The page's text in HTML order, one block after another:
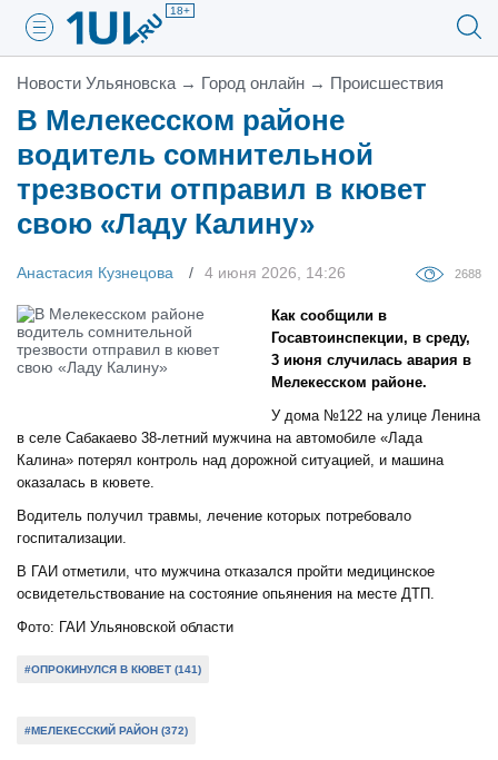
18+
Новости Ульяновска → Город онлайн → Проиcшествия
В Мелекесском районе
водитель сомнительной
трезвости отправил в кювет
свою «Ладу Калину»
Анастасия Кузнецова 4 июня 2026, 14:26 2688
Как сообщили в
Госавтоинспекции, в среду,
3 июня случилась авария в
Мелекесском районе.
У дома №122 на улице Ленина
в селе Сабакаево 38-летний мужчина на автомобиле «Лада
Калина» потерял контроль над дорожной ситуацией, и машина
оказалась в кювете.
Водитель получил травмы, лечение которых потребовало
госпитализации.
В ГАИ отметили, что мужчина отказался пройти медицинское
освидетельствование на состояние опьянения на месте ДТП.
Фото: ГАИ Ульяновской области
#ОПРОКИНУЛСЯ В КЮВЕТ (141)
#МЕЛЕКЕССКИЙ РАЙОН (372)